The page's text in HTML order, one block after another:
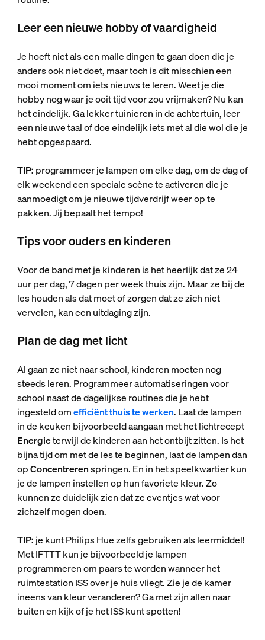
Leer een nieuwe hobby of vaardigheid
Je hoeft niet als een malle dingen te gaan doen die je
anders ook niet doet, maar toch is dit misschien een
mooi moment om iets nieuws te leren. Weet je die
hobby nog waar je ooit tijd voor zou vrijmaken? Nu kan
het eindelijk. Ga lekker tuinieren in de achtertuin, leer
een nieuwe taal of doe eindelijk iets met al die wol die je
hebt opgespaard.
TIP: programmeer je lampen om elke dag, om de dag of
elk weekend een speciale scène te activeren die je
aanmoedigt om je nieuwe tijdverdrijf weer op te
pakken. Jij bepaalt het tempo!
Tips voor ouders en kinderen
Voor de band met je kinderen is het heerlijk dat ze 24
uur per dag, 7 dagen per week thuis zijn. Maar ze bij de
les houden als dat moet of zorgen dat ze zich niet
vervelen, kan een uitdaging zijn.
Plan de dag met licht
Al gaan ze niet naar school, kinderen moeten nog
steeds leren. Programmeer automatiseringen voor
school naast de dagelijkse routines die je hebt
ingesteld omefficiënt thuis te werken. Laat de lampen
in de keuken bijvoorbeeld aangaan met het lichtrecept
Energieterwijl de kinderen aan het ontbijt zitten. Is het
bijna tijd om met de les te beginnen, laat de lampen dan
opConcentrerenspringen. En in het speelkwartier kun
je de lampen instellen op hun favoriete kleur. Zo
kunnen ze duidelijk zien dat ze eventjes wat voor
zichzelf mogen doen.
TIP: je kunt Philips Hue zelfs gebruiken als leermiddel!
Met IFTTT kun je bijvoorbeeld je lampen
programmeren om paars te worden wanneer het
ruimtestation ISS over je huis vliegt. Zie je de kamer
ineens van kleur veranderen? Ga met zijn allen naar
buiten en kijk of je het ISS kunt spotten!